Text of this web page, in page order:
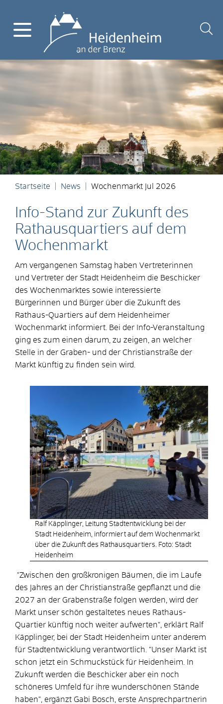
Startseite News Wochenmarkt Jul 2026
Info-Stand zur Zukunft des
Rathausquartiers auf dem
Wochenmarkt
Am vergangenen Samstag haben Vertreterinnen
und Vertreter der Stadt Heidenheim die Beschicker
des Wochenmarktes sowie interessierte
Bürgerinnen und Bürger über die Zukunft des
Rathaus-Quartiers auf dem Heidenheimer
Wochenmarkt informiert. Bei der Info-Veranstaltung
ging es zum einen darum, zu zeigen, an welcher
Stelle in der Graben- und der Christianstraße der
Markt künftig zu finden sein wird.
Ralf Käpplinger, Leitung Stadtentwicklung bei der
Stadt Heidenheim, informiert auf dem Wochenmarkt
über die Zukunft des Rathausquartiers. Foto: Stadt
Heidenheim
"Zwischen den großkronigen Bäumen, die im Laufe
des Jahres an der Christianstraße gepflanzt und die
2027 an der Grabenstraße folgen werden, wird der
Markt unser schön gestaltetes neues Rathaus-
Quartier künftig noch weiter aufwerten", erklärt Ralf
Käpplinger, bei der Stadt Heidenheim unter anderem
für Stadtentwicklung verantwortlich. "Unser Markt ist
schon jetzt ein Schmuckstück für Heidenheim. In
Zukunft werden die Beschicker aber ein noch
schöneres Umfeld für ihre wunderschönen Stände
haben", ergänzt Gabi Bosch, erste Ansprechpartnerin